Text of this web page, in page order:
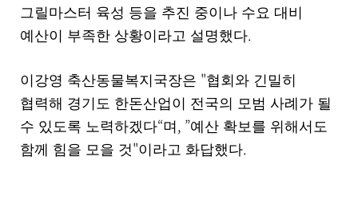
그릴마스터 육성 등을 추진 중이나 수요 대비
예산이 부족한 상황이라고 설명했다.
이강영 축산동물복지국장은 "협회와 긴밀히
협력해 경기도 한돈산업이 전국의 모범 사례가 될
수 있도록 노력하겠다“며 , ”예산 확보를 위해서도
함께 힘을 모을 것"이라고 화답했다.